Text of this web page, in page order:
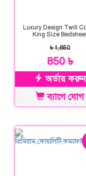
Luxury Design Twill
King Size
৳ 1,650
850 ৳
অর্ডার করুন
ব্যাগে যোগ